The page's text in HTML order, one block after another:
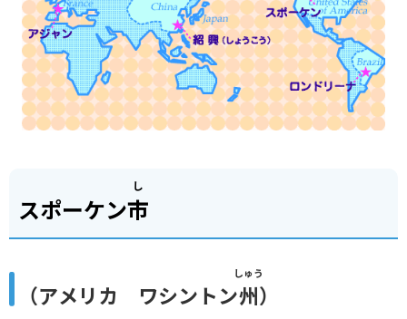
スポーケン市
し
（アメリカ ワシントン州
しゅう
）